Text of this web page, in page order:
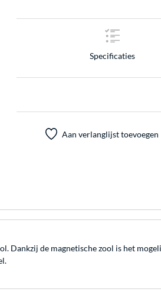
Specificaties
Aan verlanglijst toevoegen
Dankzij de magnetische zool is het